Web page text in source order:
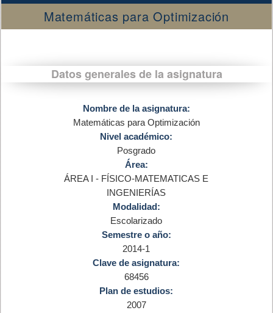
Matemáticas para Optimización
Datos generales de la asignatura
Nombre de la asignatura:
Matemáticas para Optimización
Nivel académico:
Posgrado
Área:
ÁREA I - FÍSICO-MATEMATICAS E
INGENIERÍAS
Modalidad:
Escolarizado
Semestre o año:
2014-1
Clave de asignatura:
68456
Plan de estudios:
2007